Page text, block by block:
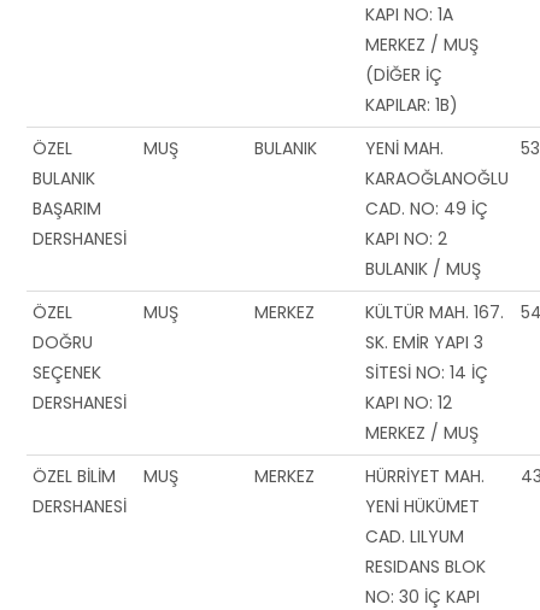
KAPI NO: 1A
MERKEZ / MUŞ
(DİĞER İÇ
KAPILAR: 1B)
ÖZEL
BULANIK
BAŞARIM
DERSHANESİ
MUŞ BULANIK
YENİ MAH.
KARAOĞLANOĞLU
CAD. NO: 49 İÇ
KAPI NO: 2
BULANIK / MUŞ
ÖZEL
DOĞRU
SEÇENEK
DERSHANESİ
MUŞ MERKEZ
KÜLTÜR MAH. 167.
SK. EMİR YAPI 3
SİTESİ NO: 14 İÇ
KAPI NO: 12
MERKEZ / MUŞ
ÖZEL BİLİM
DERSHANESİ
MUŞ MERKEZ
HÜRRİYET MAH.
YENİ HÜKÜMET
CAD. LILYUM
RESIDANS BLOK
NO: 30 İÇ KAPI